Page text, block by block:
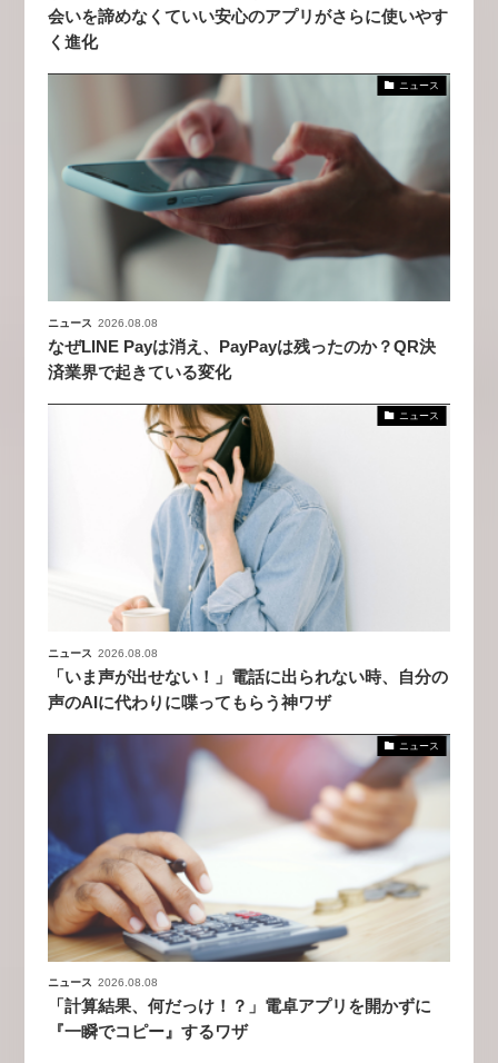
会いを諦めなくていい安心のアプリがさらに使いやす
く進化
ニュース
ニュース 2026.08.08
なぜLINE Payは消え、PayPayは残ったのか？QR決
済業界で起きている変化
ニュース
ニュース 2026.08.08
「いま声が出せない！」電話に出られない時、自分の
声のAIに代わりに喋ってもらう神ワザ
ニュース
ニュース 2026.08.08
「計算結果、何だっけ！？」電卓アプリを開かずに
『一瞬でコピー』するワザ